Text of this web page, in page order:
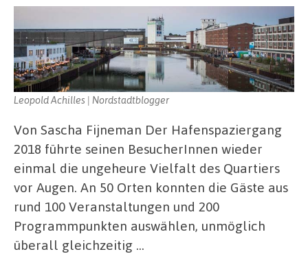
Leopold Achilles | Nordstadtblogger
Von Sascha Fijneman Der Hafenspaziergang
2018 führte seinen BesucherInnen wieder
einmal die ungeheure Vielfalt des Quartiers
vor Augen. An 50 Orten konnten die Gäste aus
rund 100 Veranstaltungen und 200
Programmpunkten auswählen, unmöglich
überall gleichzeitig …